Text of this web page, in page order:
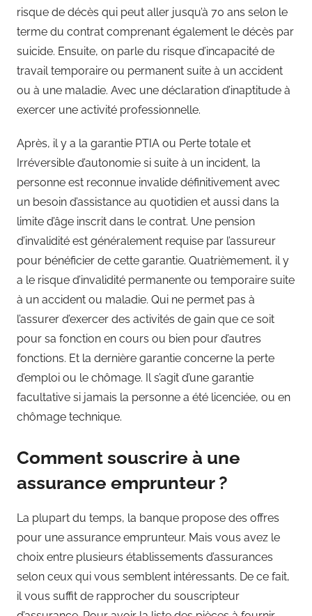
risque de décès qui peut aller jusqu’à 70 ans selon le
terme du contrat comprenant également le décès par
suicide. Ensuite, on parle du risque d’incapacité de
travail temporaire ou permanent suite à un accident
ou à une maladie. Avec une déclaration d’inaptitude à
exercer une activité professionnelle.
Après, il y a la garantie PTIA ou Perte totale et
Irréversible d’autonomie si suite à un incident, la
personne est reconnue invalide définitivement avec
un besoin d’assistance au quotidien et aussi dans la
limite d’âge inscrit dans le contrat. Une pension
d’invalidité est généralement requise par l’assureur
pour bénéficier de cette garantie. Quatrièmement, il y
a le risque d’invalidité permanente ou temporaire suite
à un accident ou maladie. Qui ne permet pas à
l’assurer d’exercer des activités de gain que ce soit
pour sa fonction en cours ou bien pour d’autres
fonctions. Et la dernière garantie concerne la perte
d’emploi ou le chômage. Il s’agit d’une garantie
facultative si jamais la personne a été licenciée, ou en
chômage technique.
Comment souscrire à une
assurance emprunteur ?
La plupart du temps, la banque propose des offres
pour une assurance emprunteur. Mais vous avez le
choix entre plusieurs établissements d’assurances
selon ceux qui vous semblent intéressants. De ce fait,
il vous suffit de rapprocher du souscripteur